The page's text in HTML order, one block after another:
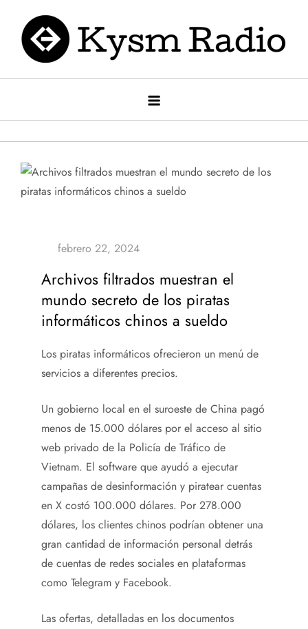
contenido
Kysm radio
Kysm Radio
Archivos filtrados muestran el
mundo secreto de los piratas
informáticos chinos a sueldo
Los piratas informáticos ofrecieron un menú de
servicios a diferentes precios.
Un gobierno local en el suroeste de China pagó
menos de 15.000 dólares por el acceso al sitio
web privado de la Policía de Tráfico de
Vietnam. El software que ayudó a ejecutar
campañas de desinformación y piratear cuentas
en X costó 100.000 dólares. Por 278.000
dólares, los clientes chinos podrían obtener una
gran cantidad de información personal detrás
de cuentas de redes sociales en plataformas
como Telegram y Facebook.
Las ofertas, detalladas en los documentos